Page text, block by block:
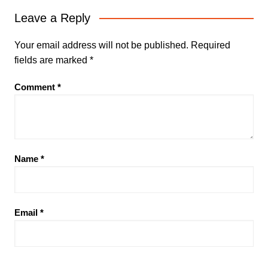
Leave a Reply
Your email address will not be published. Required
fields are marked *
Comment *
Name *
Email *